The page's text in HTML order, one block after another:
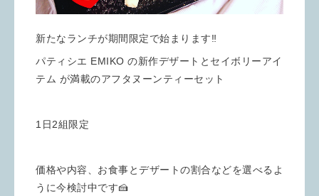
新たなランチが期間限定で始まります‼️
パティシエ EMIKO の新作デザートとセイボリーアイ
テム が満載のアフタヌーンティーセット
1日2組限定
価格や内容、お食事とデザートの割合などを選べるよ
うに今検討中です🍰